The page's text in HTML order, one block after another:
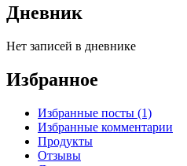
Дневник
Нет записей в дневнике
Избранное
Избранные посты (1)
Избранные комментарии
Продукты
Отзывы